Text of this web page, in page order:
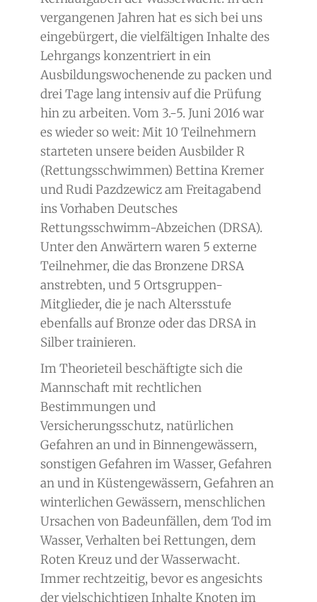
vergangenen Jahren hat es sich bei uns
eingebürgert, die vielfältigen Inhalte des
Lehrgangs konzentriert in ein
Ausbildungswochenende zu packen und
drei Tage lang intensiv auf die Prüfung
hin zu arbeiten. Vom 3.-5. Juni 2016 war
es wieder so weit: Mit 10 Teilnehmern
starteten unsere beiden Ausbilder R
(Rettungsschwimmen) Bettina Kremer
und Rudi Pazdzewicz am Freitagabend
ins Vorhaben Deutsches
Rettungsschwimm-Abzeichen (DRSA).
Unter den Anwärtern waren 5 externe
Teilnehmer, die das Bronzene DRSA
anstrebten, und 5 Ortsgruppen-
Mitglieder, die je nach Altersstufe
ebenfalls auf Bronze oder das DRSA in
Silber trainieren.
Im Theorieteil beschäftigte sich die
Mannschaft mit rechtlichen
Bestimmungen und
Versicherungsschutz, natürlichen
Gefahren an und in Binnengewässern,
sonstigen Gefahren im Wasser, Gefahren
an und in Küstengewässern, Gefahren an
winterlichen Gewässern, menschlichen
Ursachen von Badeunfällen, dem Tod im
Wasser, Verhalten bei Rettungen, dem
Roten Kreuz und der Wasserwacht.
Immer rechtzeitig, bevor es angesichts
der vielschichtigen Inhalte Knoten im